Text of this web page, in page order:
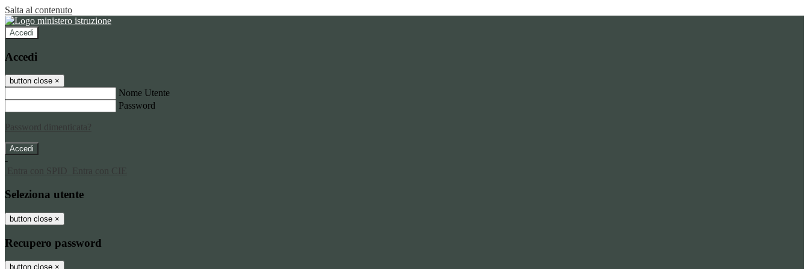
Salta al contenuto
Accedi
Accedi
button close ×
Nome Utente
Password
Password dimenticata?
-
Entra con SPID
Entra con CIE
Seleziona utente
button close ×
Recupero password
button close ×